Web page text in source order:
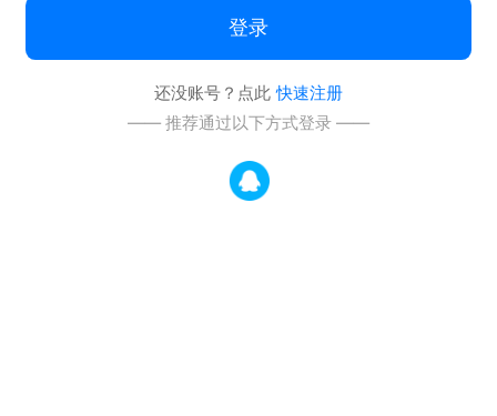
登录
还没账号？点此 快速注册
—— 推荐通过以下方式登录 ——